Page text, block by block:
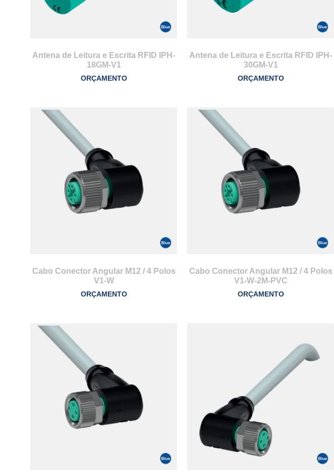
Antena de Leitura e Escrita RFID IPH-
18GM-V1
ORÇAMENTO
Antena de Leitura e Escrita RFID IPH-
30GM-V1
ORÇAMENTO
Cabo Conector Angular M12 / 4 Polos
V1-W
ORÇAMENTO
Cabo Conector Angular M12 / 4 Polos
V1-W-2M-PVC
ORÇAMENTO